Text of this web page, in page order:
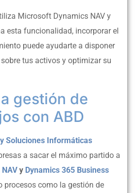
Microsoft Dynamics NAV y
esta funcionalidad, incorporar el
puede ayudarte a disponer
tus activos y optimizar su
gestión de
con ABD
Soluciones Informáticas
a sacar el máximo partido a
y Dynamics 365 Business
procesos como la gestión de